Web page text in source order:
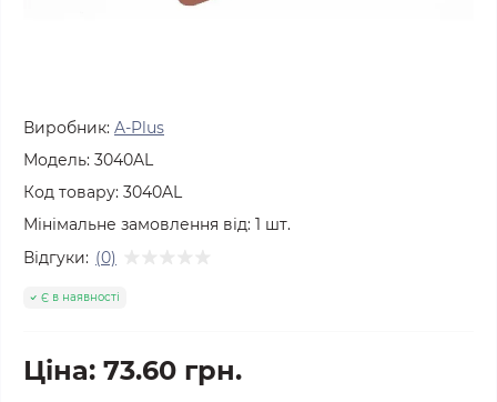
Виробник: A-Plus
Модель: 3040AL
Код товару: 3040AL
Мінімальне замовлення від: 1 шт.
Відгуки: (0)
Є в наявності
Ціна: 73.60 грн.